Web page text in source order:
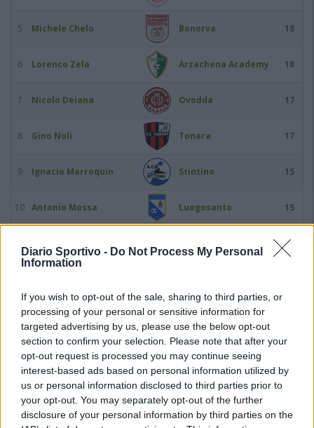
Diario Sportivo - Do Not Process My Personal
Information
If you wish to opt-out of the sale, sharing to third parties, or
processing of your personal or sensitive information for
targeted advertising by us, please use the below opt-out
section to confirm your selection. Please note that after your
opt-out request is processed you may continue seeing
interest-based ads based on personal information utilized by
us or personal information disclosed to third parties prior to
your opt-out. You may separately opt-out of the further
disclosure of your personal information by third parties on the
5 Michele Chelo Bonorva 18
6 Lorenco Zela Arzachena Academy 18
7 Nicolo Deiana Ovodda 17
8 Gino Noli Tonara 17
9 Ignacio Marroquin Stintino 15
10 Antonio Mossa Luogosanto 15
14
13 Mattia Asara Castelsardo
Augusto Bonivardi Arzachena Academy
15 Buba Dem Castelsardo
16 Predrag Radovanovic Coghinas Calcio 13